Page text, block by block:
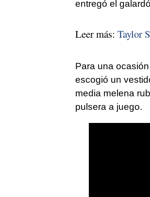
entregó el
Leer más: Taylor
Para una
escogió un
media melena
pulsera a juego.